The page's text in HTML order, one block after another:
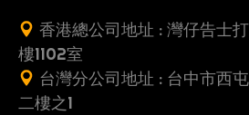
香港總公司地址 : 灣仔告士打
樓1102室
台灣分公司地址 : 台中市西
二樓之1